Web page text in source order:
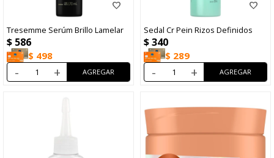
Tresemme Serúm Brillo Lamelar
$ 586
$ 498
- +
Sedal Cr Pein Rizos Definidos
$340
$ 289
- +